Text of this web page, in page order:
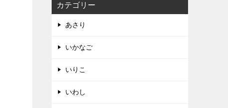
カテゴリー
あさり
いかなご
いりこ
いわし